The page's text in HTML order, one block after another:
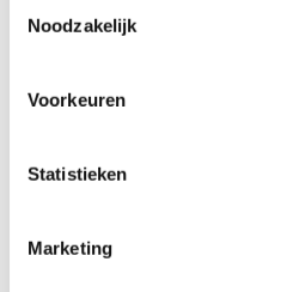
Noodzakelijk
Voorkeuren
Statistieken
Marketing
Bijzonderheden:
hebben.
denken.